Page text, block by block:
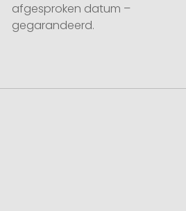
afgesproken datum –
gegarandeerd.